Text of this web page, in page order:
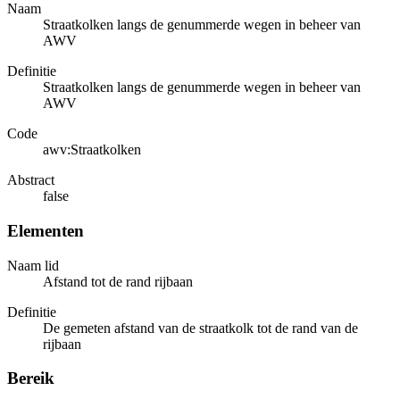
Naam
Straatkolken langs de genummerde wegen in beheer van
AWV
Definitie
Straatkolken langs de genummerde wegen in beheer van
AWV
Code
awv:Straatkolken
Abstract
false
Elementen
Naam lid
Afstand tot de rand rijbaan
Definitie
De gemeten afstand van de straatkolk tot de rand van de
rijbaan
Bereik